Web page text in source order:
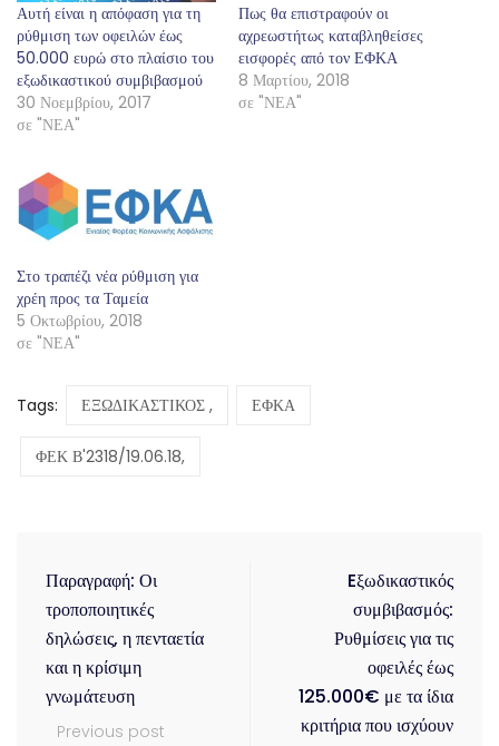
Αυτή είναι η απόφαση για τη
ρύθμιση των οφειλών έως
50.000 ευρώ στο πλαίσιο του
εξωδικαστικού συμβιβασμού
30 Νοεμβρίου, 2017
σε "ΝΕΑ"
Πως θα επιστραφούν οι
αχρεωστήτως καταβληθείσες
εισφορές από τον ΕΦΚΑ
8 Μαρτίου, 2018
σε "ΝΕΑ"
Στο τραπέζι νέα ρύθμιση για
χρέη προς τα Ταμεία
5 Οκτωβρίου, 2018
σε "ΝΕΑ"
Tags: ΕΞΩΔΙΚΑΣΤΙΚΟΣ , ΕΦΚΑ
ΦΕΚ Β'2318/19.06.18,
Παραγραφή: Οι
τροποποιητικές
δηλώσεις, η πενταετία
και η κρίσιμη
γνωμάτευση
Previous post
Eξωδικαστικός
συμβιβασμός:
Ρυθμίσεις για τις
οφειλές έως
125.000€ με τα ίδια
κριτήρια που ισχύουν